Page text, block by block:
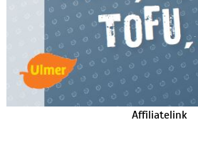
Affiliatelink